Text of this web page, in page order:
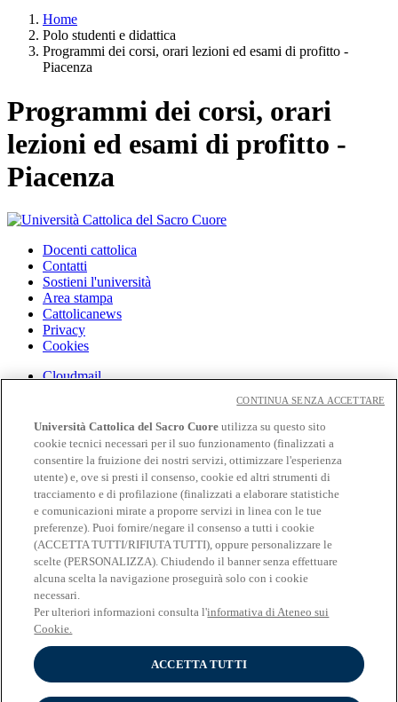
Home
Polo studenti e didattica
Programmi dei corsi, orari lezioni ed esami di profitto -
Piacenza
Programmi dei corsi, orari
lezioni ed esami di profitto -
Piacenza
Docenti cattolica
Contatti
Sostieni l'università
Area stampa
Cattolicanews
Privacy
Cookies
Cloudmail
Off-campus
Intranet
Biblioteca
Librerie
Educatt
Cv Online
Albo Fornitori
Bandi e gare
Verifica Certificati E Autocertificazioni
Seguici su:
Seguici su Facebook
Università Cattolica del Sacro Cuore utilizza su questo sito
cookie tecnici necessari per il suo funzionamento (finalizzati a
consentire la fruizione dei nostri servizi, ottimizzare l'esperienza
utente) e, ove si presti il consenso, cookie ed altri strumenti di
tracciamento e di profilazione (finalizzati a elaborare statistiche
e comunicazioni mirate a proporre servizi in linea con le tue
preferenze). Puoi fornire/negare il consenso a tutti i cookie
(ACCETTA TUTTI/RIFIUTA TUTTI), oppure personalizzare le
scelte (PERSONALIZZA). Chiudendo il banner senza effettuare
alcuna scelta la navigazione proseguirà solo con i cookie
necessari.
Per ulteriori informazioni consulta l'informativa di Ateneo sui
Cookie.
ACCETTA TUTTI
CONTINUA SENZA ACCETTARE